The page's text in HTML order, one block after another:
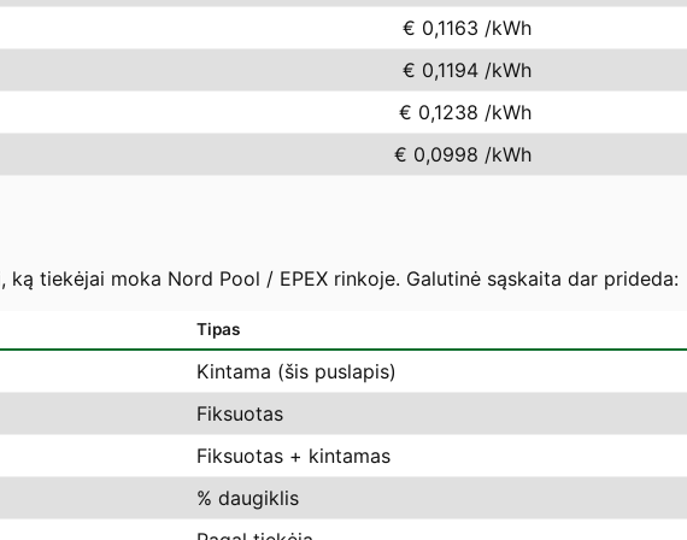
€ 0,1163 /kWh
€ 0,1194 /kWh
€ 0,1238 /kWh
€ 0,0998 /kWh
tiekėjai moka Nord Pool / EPEX rinkoje. Galutinė sąskaita dar prideda:
Tipas
Kintama (šis puslapis)
Fiksuotas
Fiksuotas + kintamas
% daugiklis